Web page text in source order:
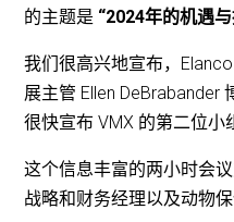
的主题是 “2024年的机遇
我们很高兴地宣布，
展主管 Ellen DeBrabander
很快宣布 VMX 的第二位小
这个信息丰富的两小时会
战略和财务经理以及动物